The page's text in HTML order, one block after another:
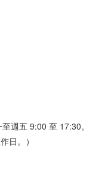
週五 9:00 至 17:30。
日。）